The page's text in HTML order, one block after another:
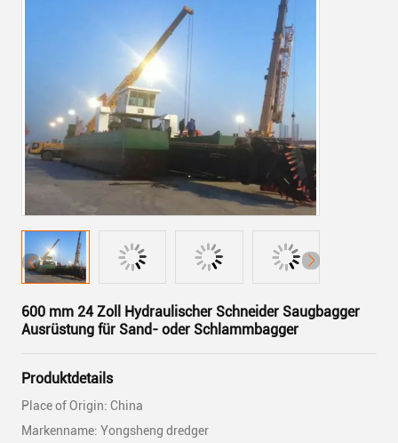
600 mm 24 Zoll Hydraulischer Schneider Saugbagger
Ausrüstung für Sand- oder Schlammbagger
Produktdetails
Place of Origin: China
Markenname: Yongsheng dredger